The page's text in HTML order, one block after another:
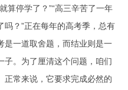
停学了？”“高三辛苦了一年
？”正在每年的高考季，总有
是一道取舍题，而结业则是一
子。为了厘清这个问题，咱们
正常来说，它要求完成必然的